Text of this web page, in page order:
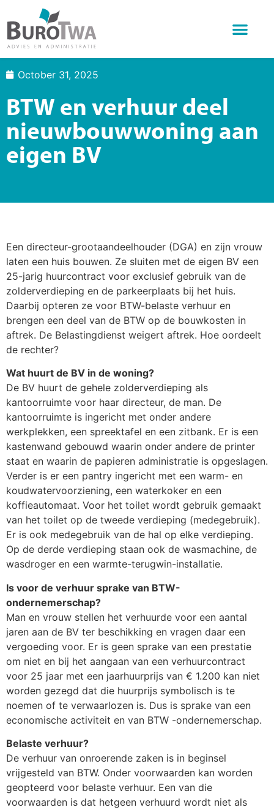
October 31, 2025
BTW en verhuur deel
nieuwbouwwoning aan
eigen BV
Een directeur-grootaandeelhouder (DGA) en zijn vrouw
laten een huis bouwen. Ze sluiten met de eigen BV een
25-jarig huurcontract voor exclusief gebruik van de
zolderverdieping en de parkeerplaats bij het huis.
Daarbij opteren ze voor BTW-belaste verhuur en
brengen een deel van de BTW op de bouwkosten in
aftrek. De Belastingdienst weigert aftrek. Hoe oordeelt
de rechter?
Wat huurt de BV in de woning?
De BV huurt de gehele zolderverdieping als
kantoorruimte voor haar directeur, de man. De
kantoorruimte is ingericht met onder andere
werkplekken, een spreektafel en een zitbank. Er is een
kastenwand gebouwd waarin onder andere de printer
staat en waarin de papieren administratie is opgeslagen.
Verder is er een pantry ingericht met een warm- en
koudwatervoorziening, een waterkoker en een
koffieautomaat. Voor het toilet wordt gebruik gemaakt
van het toilet op de tweede verdieping (medegebruik).
Er is ook medegebruik van de hal op elke verdieping.
Op de derde verdieping staan ook de wasmachine, de
wasdroger en een warmte-terugwin-installatie.
Is voor de verhuur sprake van BTW-
ondernemerschap?
Man en vrouw stellen het verhuurde voor een aantal
jaren aan de BV ter beschikking en vragen daar een
vergoeding voor. Er is geen sprake van een prestatie
om niet en bij het aangaan van een verhuurcontract
voor 25 jaar met een jaarhuurprijs van € 1.200 kan niet
worden gezegd dat die huurprijs symbolisch is te
noemen of te verwaarlozen is. Dus is sprake van een
economische activiteit en van BTW -ondernemerschap.
Belaste verhuur?
De verhuur van onroerende zaken is in beginsel
vrijgesteld van BTW. Onder voorwaarden kan worden
geopteerd voor belaste verhuur. Een van die
voorwaarden is dat hetgeen verhuurd wordt niet als